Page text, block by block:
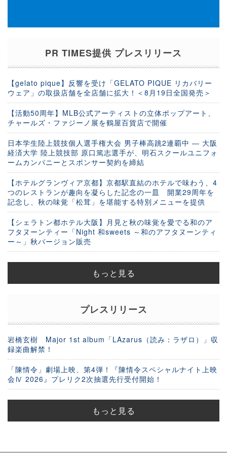
PR TIMES提供 プレスリリース
【gelato pique】反響を受け「GELATO PIQUE リカバリー
ウェア」の取扱店舗を全店舗に拡大！＜8月19日全国発売＞
【活動50周年】MLB公式アーティストの立体ポップアート、
チャールズ・ファジーノ展を鶴屋百貨店で開催
日本学生陸上競技個人選手権大会 男子棒高跳2連覇中 ― 大阪
経済大学 陸上競技部 原口篤志選手が、明石スクールユニフォ
ームカンパニーとスポンサー契約を締結
【ホテルグランヴィア京都】京都駅直結のホテルで味わう、4
つのレストランが趣向を凝らした記念の一皿 開業29周年を
記念し、秋の味覚「松茸」を堪能する特別メニューを提供
【シェラトン都ホテル大阪】月見と秋の味覚を愛でる和のア
フタヌーンティー「Night 和sweets ～和のアフタヌーンティ
ー～」秋バージョン販売
もっと見る
プレスリリース
岩橋玄樹 Major 1st album「LAzarus（読み：ラザロ）」収
録楽曲解禁！
「陳情令」劇場上映、第4弾！『陳情令スペシャルナイト上映
会Ⅳ 2026』プレリク2次抽選先行受付開始！
もっと見る